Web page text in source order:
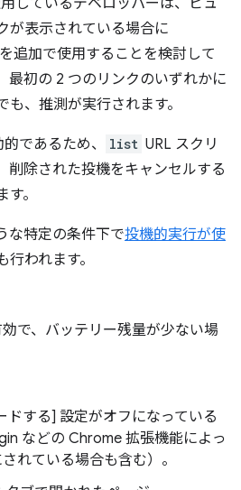
しているデベロッパーは、ビュ
が表示されている場合に
追加で使用することを検討して
最初の 2 つのリンクのいずれかに
、推測が実行されます。
であるため、 list URL スクリ
削除された投機をキャンセルする
。
な特定の条件下で投機的実行が使
行われます。
で、バッテリー残量が少ない場
ドする] 設定がオフになっている
などの Chrome 拡張機能によっ
れている場合も含む）。